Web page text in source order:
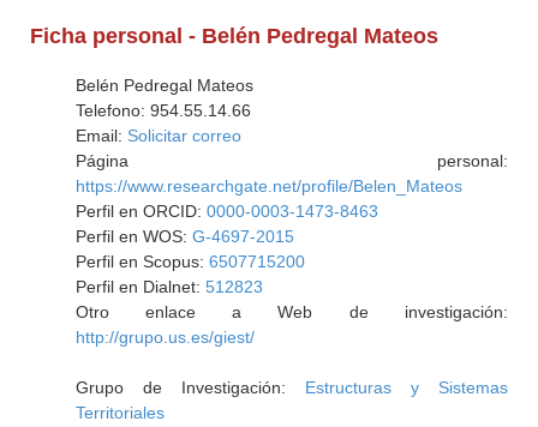
Ficha personal - Belén Pedregal Mateos
Belén Pedregal Mateos
Telefono: 954.55.14.66
Email: Solicitar correo
Página personal:
https://www.researchgate.net/profile/Belen_Mateos
Perfil en ORCID: 0000-0003-1473-8463
Perfil en WOS: G-4697-2015
Perfil en Scopus: 6507715200
Perfil en Dialnet: 512823
Otro enlace a Web de investigación:
http://grupo.us.es/giest/
Grupo de Investigación: Estructuras y Sistemas
Territoriales